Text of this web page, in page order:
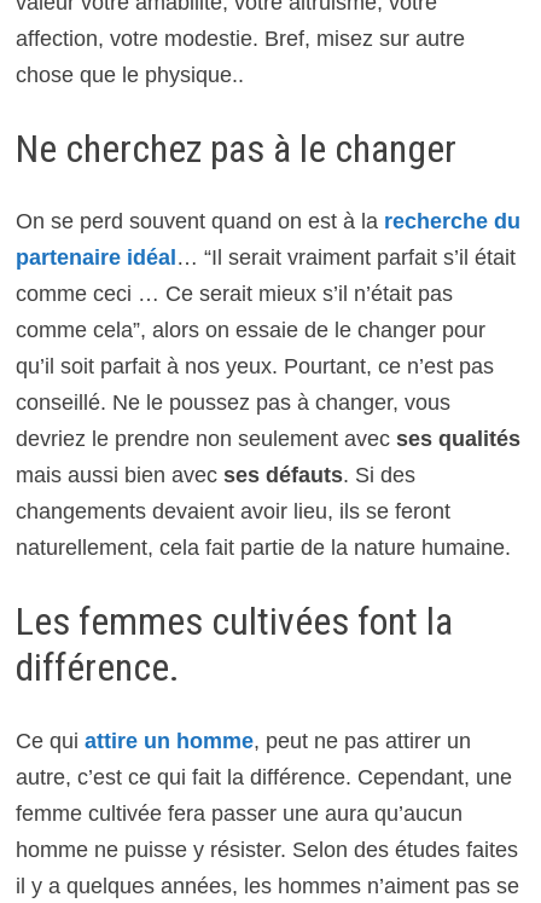
affection, votre modestie. Bref, misez sur autre
chose que le physique..
Ne cherchez pas à le changer
On se perd souvent quand on est à la recherche du
partenaire idéal … “Il serait vraiment parfait s’il était
comme ceci … Ce serait mieux s’il n’était pas
comme cela”, alors on essaie de le changer pour
qu’il soit parfait à nos yeux. Pourtant, ce n’est pas
conseillé. Ne le poussez pas à changer, vous
devriez le prendre non seulement avec ses qualités
mais aussi bien avec ses défauts. Si des
changements devaient avoir lieu, ils se feront
naturellement, cela fait partie de la nature humaine.
Les femmes cultivées font la
différence.
Ce qui attire un homme, peut ne pas attirer un
autre, c’est ce qui fait la différence. Cependant, une
femme cultivée fera passer une aura qu’aucun
homme ne puisse y résister. Selon des études faites
il y a quelques années, les hommes n’aiment pas se